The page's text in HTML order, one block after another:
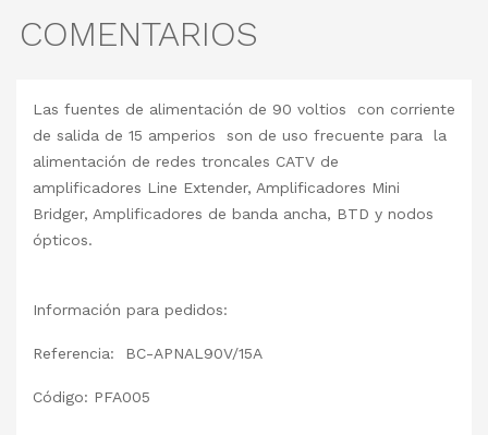
COMENTARIOS
Las fuentes de alimentación de 90 voltios con corriente
de salida de 15 amperios son de uso frecuente para la
alimentación de redes troncales CATV de
amplificadores Line Extender, Amplificadores Mini
Bridger, Amplificadores de banda ancha, BTD y nodos
ópticos.
Información para pedidos:
Referencia: BC-APNAL90V/15A
Código: PFA005